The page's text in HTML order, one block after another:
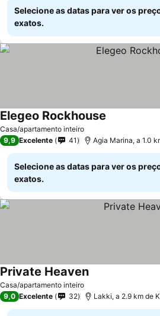
Selecione as datas para ver os
exatos.
Casa/apartamento inteiro
Elegeo Rockhouse
9,9 Excelente 41 Agia Marina, a 1.0
Selecione as datas para ver os
exatos.
Casa/apartamento inteiro
Private HeavenVer preços
9,0 Excelente 32 Lakki, a 2.9 km de